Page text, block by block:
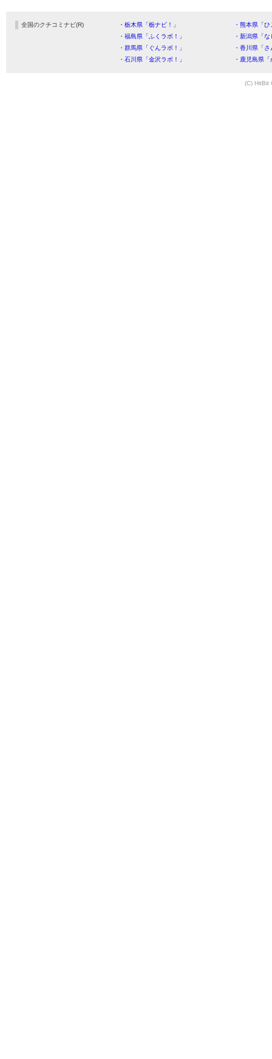
全国のクチコミナビ(R) ・栃木県「栃ナビ！」
・熊本県「
・福島県「ふくラボ！」
・新潟県「
・群馬県「ぐんラボ！」
・香川県「
・石川県「金沢ラボ！」
・鹿児島県
(C) HitBit